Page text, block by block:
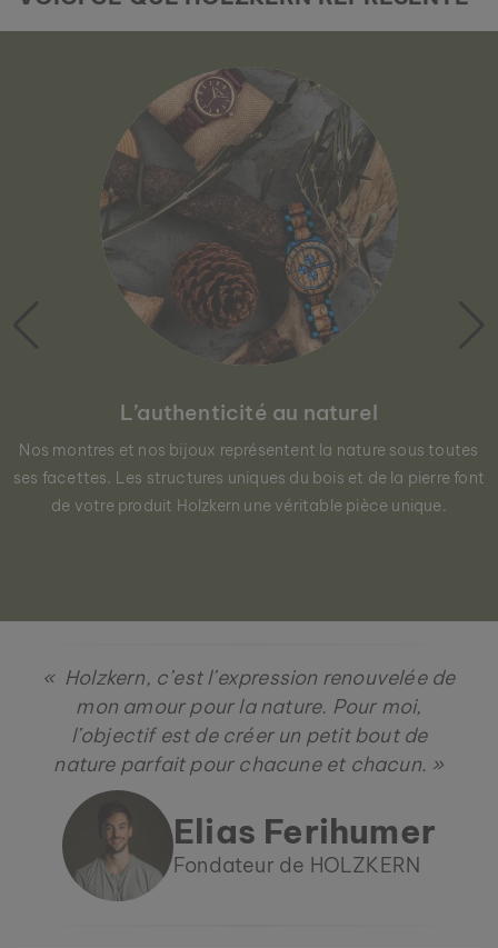
L’authenticité au naturel
Nos montres et nos bijoux représentent la nature sous toutes
ses facettes. Les structures uniques du bois et de la pierre font
de votre produit Holzkern une véritable pièce unique.
« Holzkern, c’est l’expression renouvelée de
mon amour pour la nature. Pour moi,
l’objectif est de créer un petit bout de
nature parfait pour chacune et chacun. »
Elias Ferihumer
Fondateur de HOLZKERN